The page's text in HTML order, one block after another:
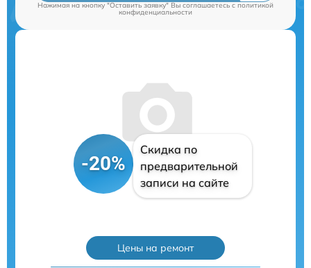
Нажимая на кнопку "Оставить заявку" Вы соглашаетесь cполитикой
конфиденциальности
-20%
Скидка по
предварительной
записи на сайте
Цены на ремонт